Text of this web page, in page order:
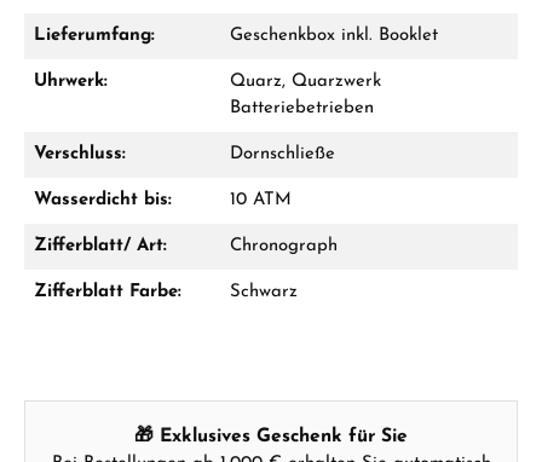
Hersteller- & Produktsicherheit
Lieferumfang: Geschenkbox inkl. Booklet
Uhrwerk:
Quarz, Quarzwerk
Batteriebetrieben
Verschluss: Dornschließe
Wasserdicht bis: 10 ATM
Zifferblatt/ Art: Chronograph
Zifferblatt Farbe: Schwarz
🎁 Exklusives Geschenk für Sie